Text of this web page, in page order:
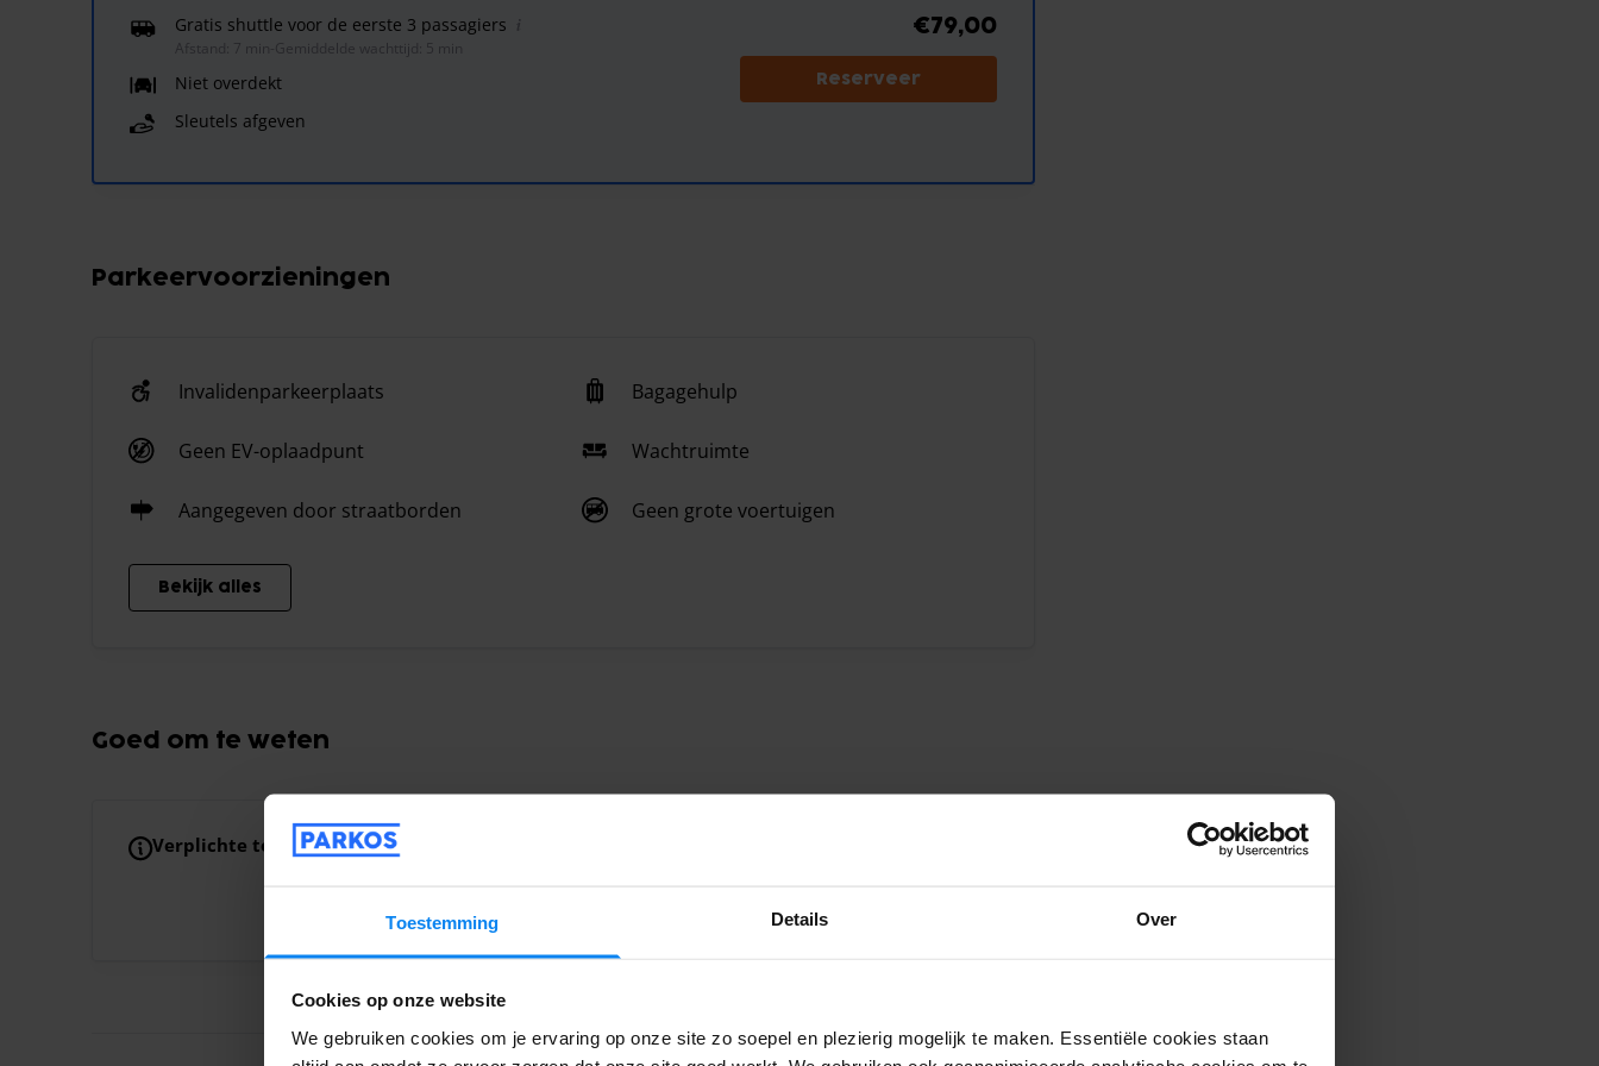
Toestemming Details Over
Cookies op onze website
We gebruiken cookies om je ervaring op onze site zo soepel en plezierig mogelijk te maken. Essentiële cookies staan
Gratis shuttle voor de eerste 3 passagiers
Afstand: 7 min Gemiddelde wachttijd: 5 min
Niet overdekt
Sleutels afgeven
€79,00
Reserveer
Parkeervoorzieningen
Invalidenparkeerplaats Bagagehulp
Geen EV-oplaadpunt Wachtruimte
Aangegeven door straatborden Geen grote voertuigen
Bekijk alles
Goed om te weten
Verplichte toeslagen Toeslag voor extra persoon in de shuttle